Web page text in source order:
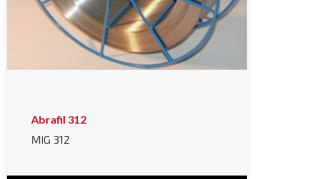
Abrafil 312
MIG 312